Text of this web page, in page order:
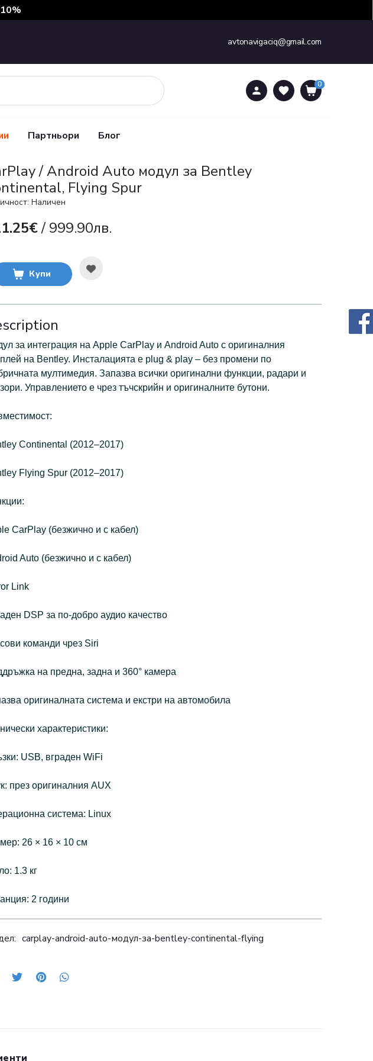
avtonavigaciq@gmail.com
0
0
Партньори Блог
/ Android Auto модул за Bentley
Flying Spur
Наличен
/ 999.90лв.
Купи
за интеграция на Apple CarPlay и Android Auto с оригиналния
на Bentley. Инсталацията е plug & play – без промени по
мултимедия. Запазва всички оригинални функции, радари и
Управлението е чрез тъчскрийн и оригиналните бутони.
Continental (2012–2017)
Flying Spur (2012–2017)
CarPlay (безжично и с кабел)
Auto (безжично и с кабел)
Link
DSP за по-добро аудио качество
команди чрез Siri
на предна, задна и 360° камера
оригиналната система и екстри на автомобила
характеристики:
USB, вграден WiFi
през оригиналния AUX
система: Linux
26 × 16 × 10 см
1.3 кг
2 години
carplay-android-auto-модул-за-bentley-continental-flying